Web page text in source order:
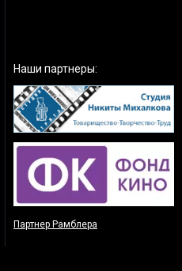
Наши партнеры:
Партнер Рамблера